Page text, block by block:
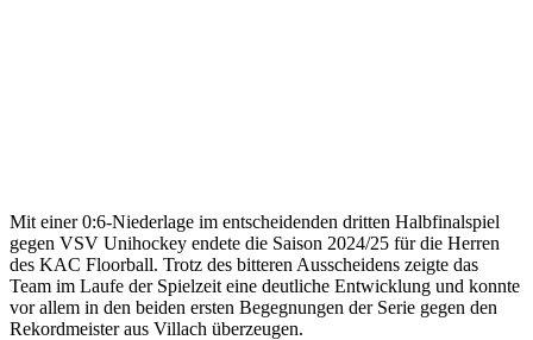
Mit einer 0:6-Niederlage im entscheidenden dritten Halbfinalspiel
gegen VSV Unihockey endete die Saison 2024/25 für die Herren
des KAC Floorball. Trotz des bitteren Ausscheidens zeigte das
Team im Laufe der Spielzeit eine deutliche Entwicklung und konnte
vor allem in den beiden ersten Begegnungen der Serie gegen den
Rekordmeister aus Villach überzeugen.